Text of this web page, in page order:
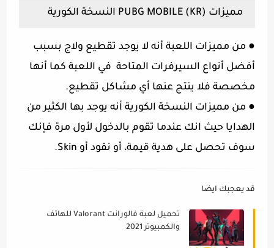
مميزات (PUBG MOBILE (KR النسخة الكورية
● من مميزات اللعبة أنه لا يوجد تقطيع ولاج بسبب
أفضل أنواع السيرفرات المتاحة في اللعبة كما أنها
مخصصة فلا ينتج عنها أي مشاكل تقطيع.
● من مميزات النسخة الكورية أنه يوجد بها الكثير من
الهدايا حيث انك عندما تقوم بالدخول لأول مرة فإنك
سوف تحصل على هدية قيمة، أو نقود أو Skin.
قد يعجبك ايضا
تحميل لعبة فالورانت Valorant للهاتف
والكمبيوتر 2021